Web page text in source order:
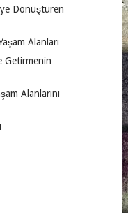
Dönüştüren
Alanları
Getirmenin
Alanlarını